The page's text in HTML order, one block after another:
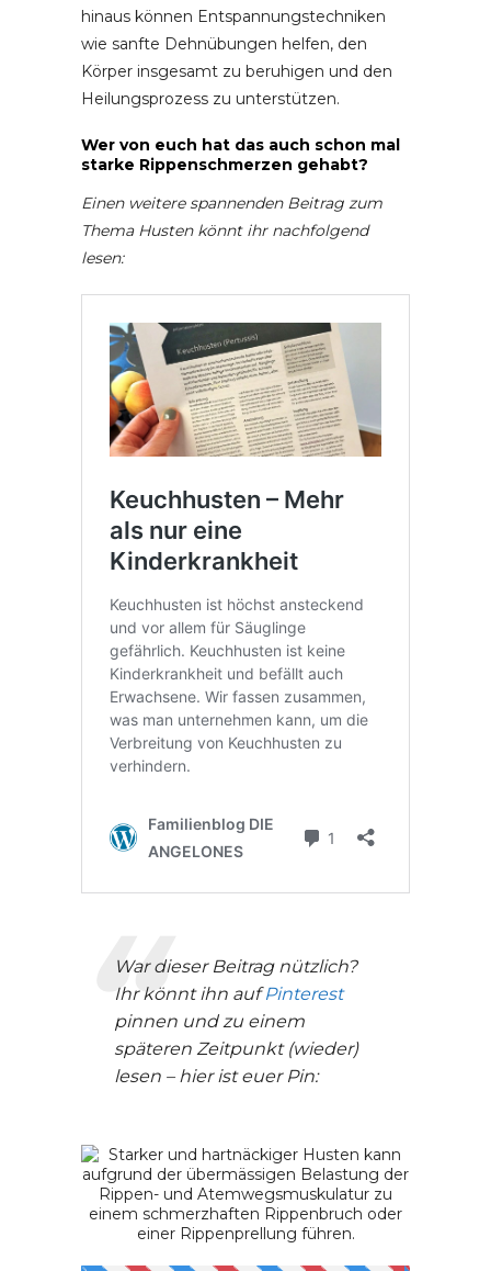
hinaus können Entspannungstechniken
wie sanfte Dehnübungen helfen, den
Körper insgesamt zu beruhigen und den
Heilungsprozess zu unterstützen.
Wer von euch hat das auch schon mal
starke Rippenschmerzen gehabt?
Einen weitere spannenden Beitrag zum
Thema Husten könnt ihr nachfolgend
lesen:
War dieser Beitrag nützlich?
Ihr könnt ihn aufPinterest
pinnen und zu einem
späteren Zeitpunkt (wieder)
lesen – hier ist euer Pin: